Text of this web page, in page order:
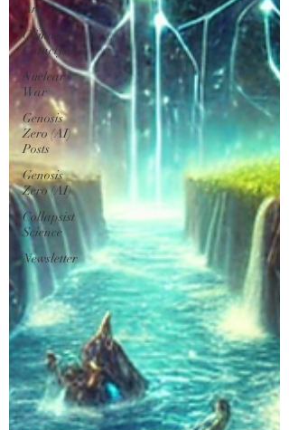
Art
Climate
Cataclysm
Nuclear
War
Genosis
Zero (AI)
Posts
Genosis
Zero (AI)
Collapsist
Science
Newsletter